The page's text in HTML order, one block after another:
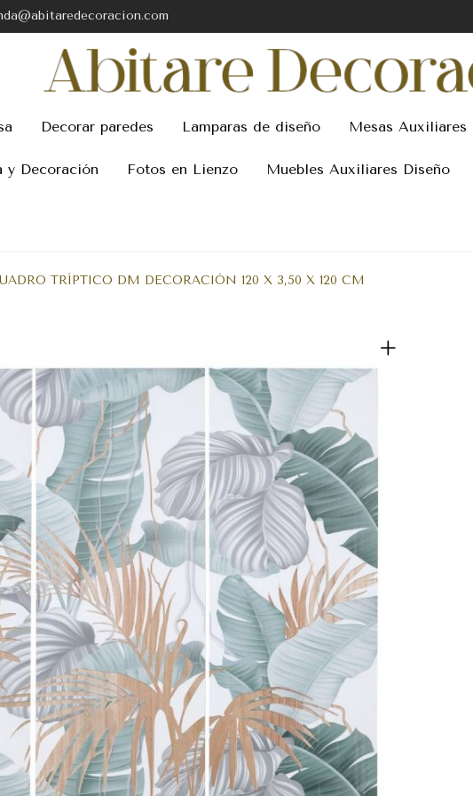
Decorar paredes Lamparas de diseño Mesas Auxiliares
y Decoración Fotos en Lienzo Muebles Auxiliares Diseño
TRÍPTICO DM DECORACIÓN 120 X 3,50 X 120 CM